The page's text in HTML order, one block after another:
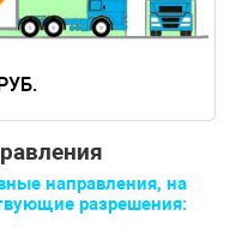
направления, на
разрешения: